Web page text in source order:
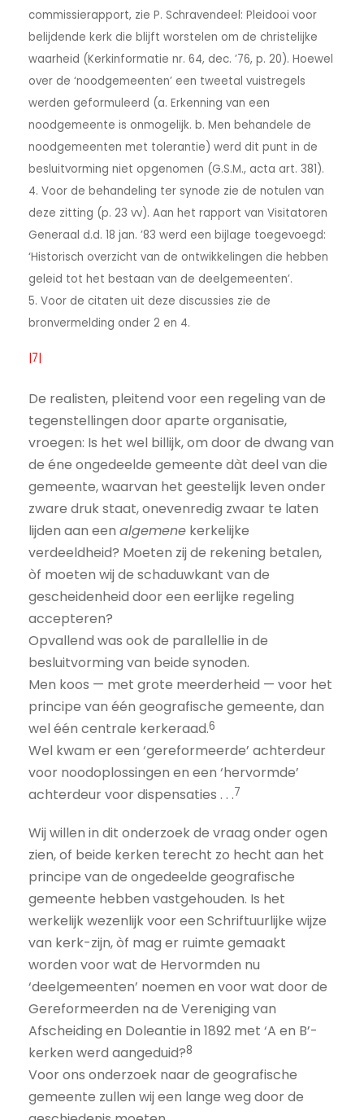
commissierapport, zie P. Schravendeel: Pleidooi voor
belijdende kerk die blijft worstelen om de christelijke
waarheid (Kerkinformatie nr. 64, dec. ’76, p. 20). Hoewel
over de ‘noodgemeenten’ een tweetal vuistregels
werden geformuleerd (a. Erkenning van een
noodgemeente is onmogelijk. b. Men behandele de
noodgemeenten met tolerantie) werd dit punt in de
besluitvorming niet opgenomen (G.S.M., acta art. 381).
4. Voor de behandeling ter synode zie de notulen van
deze zitting (p. 23 vv). Aan het rapport van Visitatoren
Generaal d.d. 18 jan. ’83 werd een bijlage toegevoegd:
‘Historisch overzicht van de ontwikkelingen die hebben
geleid tot het bestaan van de deelgemeenten’.
5. Voor de citaten uit deze discussies zie de
bronvermelding onder 2 en 4.
|7|
De realisten, pleitend voor een regeling van de
tegenstellingen door aparte organisatie,
vroegen: Is het wel billijk, om door de dwang van
de éne ongedeelde gemeente dàt deel van die
gemeente, waarvan het geestelijk leven onder
zware druk staat, onevenredig zwaar te laten
lijden aan een algemene kerkelijke
verdeeldheid? Moeten zij de rekening betalen,
òf moeten wij de schaduwkant van de
gescheidenheid door een eerlijke regeling
accepteren?
Opvallend was ook de parallellie in de
besluitvorming van beide synoden.
Men koos — met grote meerderheid — voor het
principe van één geografische gemeente, dan
wel één centrale kerkeraad.6
Wel kwam er een ‘gereformeerde’ achterdeur
voor noodoplossingen en een ‘hervormde’
achterdeur voor dispensaties . . .7
Wij willen in dit onderzoek de vraag onder ogen
zien, of beide kerken terecht zo hecht aan het
principe van de ongedeelde geografische
gemeente hebben vastgehouden. Is het
werkelijk wezenlijk voor een Schriftuurlijke wijze
van kerk-zijn, òf mag er ruimte gemaakt
worden voor wat de Hervormden nu
‘deelgemeenten’ noemen en voor wat door de
Gereformeerden na de Vereniging van
Afscheiding en Doleantie in 1892 met ‘A en B’-
kerken werd aangeduid?8
Voor ons onderzoek naar de geografische
gemeente zullen wij een lange weg door de